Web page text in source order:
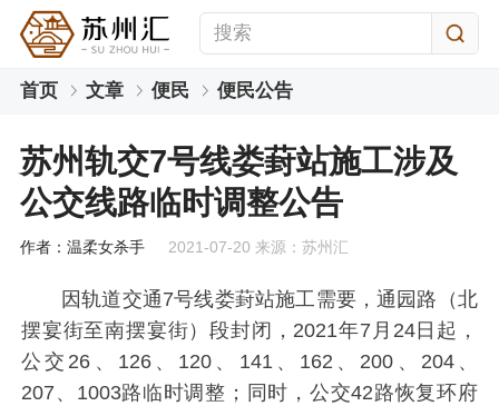
首页 文章 便民 便民公告
苏州轨交7号线娄葑站施工涉及
公交线路临时调整公告
作者：温柔女杀手 2021-07-20 来源：苏州汇
因轨道交通7号线娄葑站施工需要，通园路（北
摆宴街至南摆宴街）段封闭，2021年7月24日起，
公交26、126、120、141、162、200、204、
207、1003路临时调整；同时，公交42路恢复环府